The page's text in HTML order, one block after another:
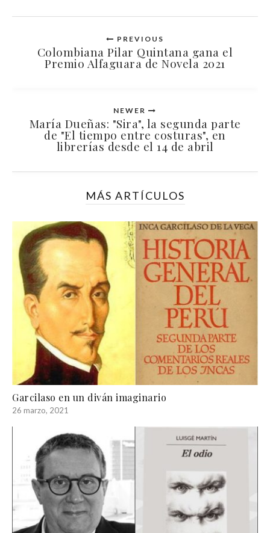
PREVIOUS
Colombiana Pilar Quintana gana el
Premio Alfaguara de Novela 2021
NEWER
María Dueñas: "Sira", la segunda parte
de "El tiempo entre costuras", en
librerías desde el 14 de abril
MÁS ARTÍCULOS
Garcilaso en un diván imaginario
26 marzo, 2021